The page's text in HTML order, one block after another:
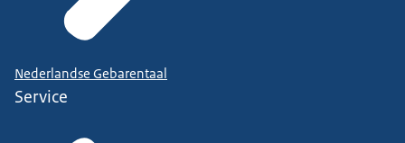
Nederlandse Gebarentaal
Service